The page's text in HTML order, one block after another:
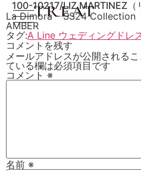
100-10217/LIZ MARTINEZ（
La Dimora – SS24 Collection
AMBER
タグ:A Line ウェディングドレ
コメントを残す
メールアドレスが公開されるこ
ている欄は必須項目です
コメント ※
名前 ※